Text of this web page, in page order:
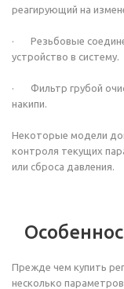
реагирующий на
· Резьбовые
устройство в систему.
· Фильтр грубой
накипи.
Некоторые модели
контроля текущих
или сброса давления.
Прежде чем купить
несколько